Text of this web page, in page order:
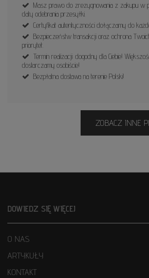
Masz prawo do zrezygnowania z zakupu w
daty odebrania przesyłki.
Certyfikat autentyczności dołączamy do
Bezpieczeństw transakcji oraz ochrona
priorytet.
Termin realizacji: dogodny dla Ciebie!
dostarczamy osobiście!
Bezpłatna dostawa na terenie Polski!
ZOBACZ INNE
DOWIEDZ SIĘ WIĘCEJ
O NAS
ARTYKUŁY
KONTAKT